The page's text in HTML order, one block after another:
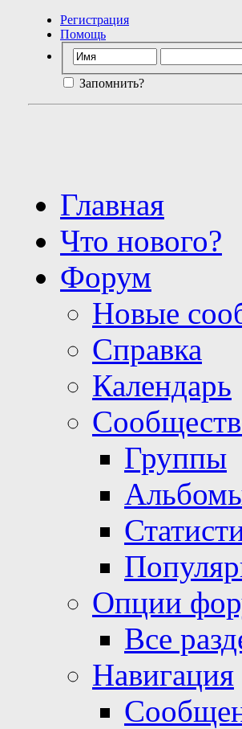
Регистрация
Помощь
Запомнить?
Главная
Что нового?
Форум
Новые
Справка
Календарь
Группы
Опции
Все
Навигация